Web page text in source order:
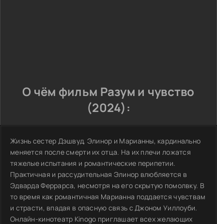
О чём фильм Разум и чувство
(2024):
Жизнь сестер Дэшвуд, Элинор и Марианны, кардинально
меняется после смерти их отца. На их плечи ложатся
тяжелые испытания и романтические перипетии.
Практичная и рассудительная Элинор влюбляется в
Эдварда Феррарса, несмотря на его скрытую помолвку. В
то время как романтичная Марианна поддается чувствам
и страсти, впадая в опасную связь с Джоном Уиллоуби.
Онлайн-кинотеатр Kinogo приглашает всех желающих